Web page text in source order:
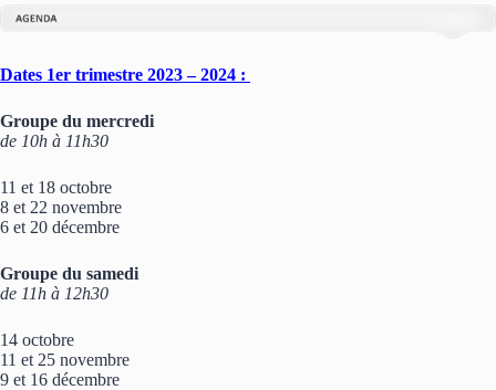
Dates 1er trimestre 2023 – 2024 :
Groupe du mercredi
de 10h à 11h30
11 et 18 octobre
8 et 22 novembre
6 et 20 décembre
Groupe du samedi
de 11h à 12h30
14 octobre
11 et 25 novembre
9 et 16 décembre